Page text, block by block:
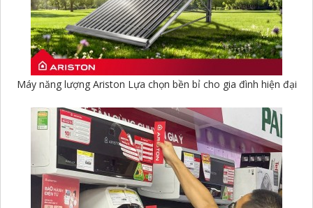
Máy năng lượng Ariston Lựa chọn bền bỉ cho gia đình hiện đại